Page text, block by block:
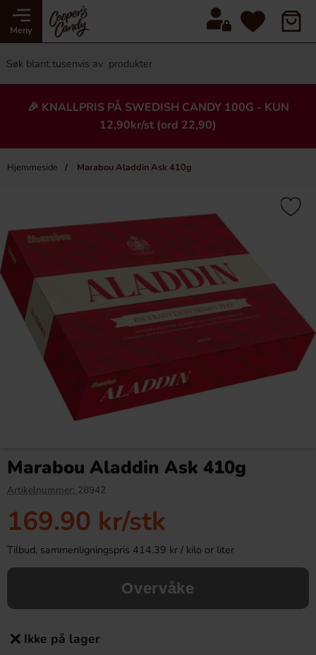
Meny
🎉 KNALLPRIS PÅ SWEDISH CANDY 100G - KUN
12,90kr/st (ord 22,90)
Hjemmeside Marabou Aladdin Ask 410g
Heading
×
frutti 2.6kg
Köp
106g(BF:2026-04-30)
18.89 kr
Marabou Aladdin Ask 410g
Artikelnummer: 28942
169.90 kr/stk
Tilbud, sammenligningspris 414.39 kr / kilo or liter
Overvåke
Ikke på lager